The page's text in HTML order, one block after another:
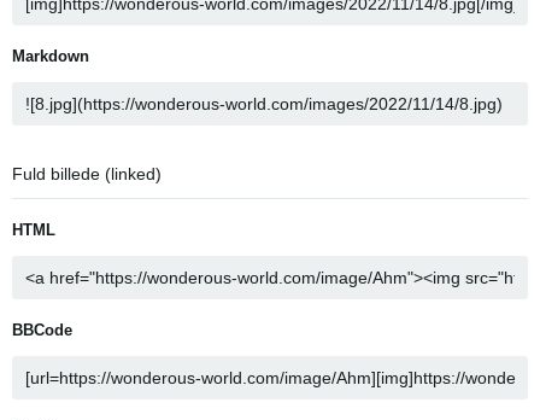
Markdown
Fuld billede (linked)
HTML
BBCode